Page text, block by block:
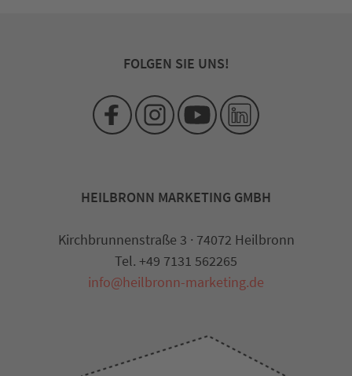
FOLGEN SIE UNS!
HEILBRONN MARKETING GMBH
Kirchbrunnenstraße 3 · 74072 Heilbronn
Tel. +49 7131 562265
info@heilbronn-marketing.de